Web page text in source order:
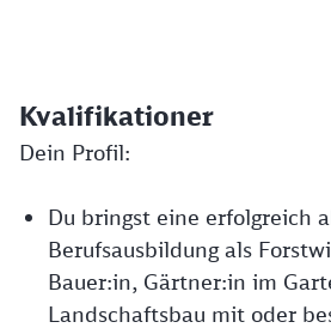
Kvalifikationer
Dein Profil:
Du bringst eine erfolgreich
Berufsausbildung als
Bauer:in, Gärtner:in im
Landschaftsbau mit oder